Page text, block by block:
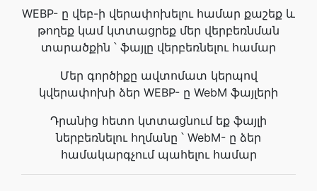
WEBP- ը վեբ-ի վերափոխելու համար քաշեք և
թողեք կամ կտտացրեք մեր վերբեռնման
տարածքին ՝ ֆայլը վերբեռնելու համար
Մեր գործիքը ավտոմատ կերպով
կվերափոխի ձեր WEBP- ը WebM ֆայլերի
Դրանից հետո կտտացնում եք ֆայլի
ներբեռնելու հղմանը ՝ WebM- ը ձեր
համակարգչում պահելու համար